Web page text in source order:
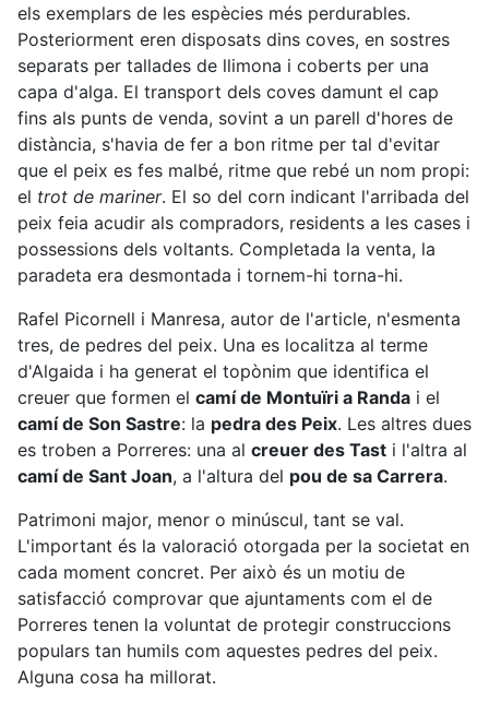
els exemplars de les espècies més perdurables.
Posteriorment eren disposats dins coves, en sostres
separats per tallades de llimona i coberts per una
capa d'alga. El transport dels coves damunt el cap
fins als punts de venda, sovint a un parell d'hores de
distància, s'havia de fer a bon ritme per tal d'evitar
que el peix es fes malbé, ritme que rebé un nom propi:
el trot de mariner. El so del corn indicant l'arribada del
peix feia acudir als compradors, residents a les cases i
possessions dels voltants. Completada la venta, la
paradeta era desmontada i tornem-hi torna-hi.
Rafel Picornell i Manresa, autor de l'article, n'esmenta
tres, de pedres del peix. Una es localitza al terme
d'Algaida i ha generat el topònim que identifica el
creuer que formen el camí de Montuïri a Randa i el
camí de Son Sastre: la pedra des Peix. Les altres dues
es troben a Porreres: una al creuer des Tast i l'altra al
camí de Sant Joan, a l'altura del pou de sa Carrera.
Patrimoni major, menor o minúscul, tant se val.
L'important és la valoració otorgada per la societat en
cada moment concret. Per això és un motiu de
satisfacció comprovar que ajuntaments com el de
Porreres tenen la voluntat de protegir construccions
populars tan humils com aquestes pedres del peix.
Alguna cosa ha millorat.